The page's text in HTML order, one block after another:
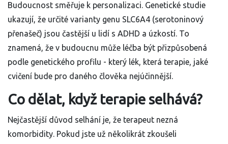
Budoucnost směřuje k personalizaci. Genetické studie
ukazují, že určité varianty genu SLC6A4 (serotoninový
přenašeč) jsou častější u lidí s ADHD a úzkostí. To
znamená, že v budoucnu může léčba být přizpůsobená
podle genetického profilu - který lék, která terapie, jaké
cvičení bude pro daného člověka nejúčinnější.
Co dělat, když terapie selhává?
Nejčastější důvod selhání je, že terapeut nezná
komorbidity. Pokud jste už několikrát zkoušeli